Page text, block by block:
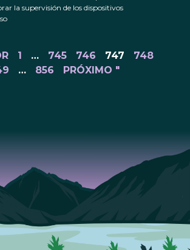
la supervisión de los dispositivos
1 … 745 746 747
748
… 856 PRÓXIMO "